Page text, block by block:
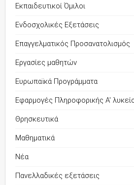
Εκπαιδευτικοί Όμιλοι
Ενδοσχολικές Εξετάσεις
Επαγγελματικός Προσανατολισμός
Εργασίες μαθητών
Ευρωπαϊκά Προγράμματα
Εφαρμογές Πληροφορικής Α'
Θρησκευτικά
Μαθηματικά
Νέα
Πανελλαδικές εξετάσεις